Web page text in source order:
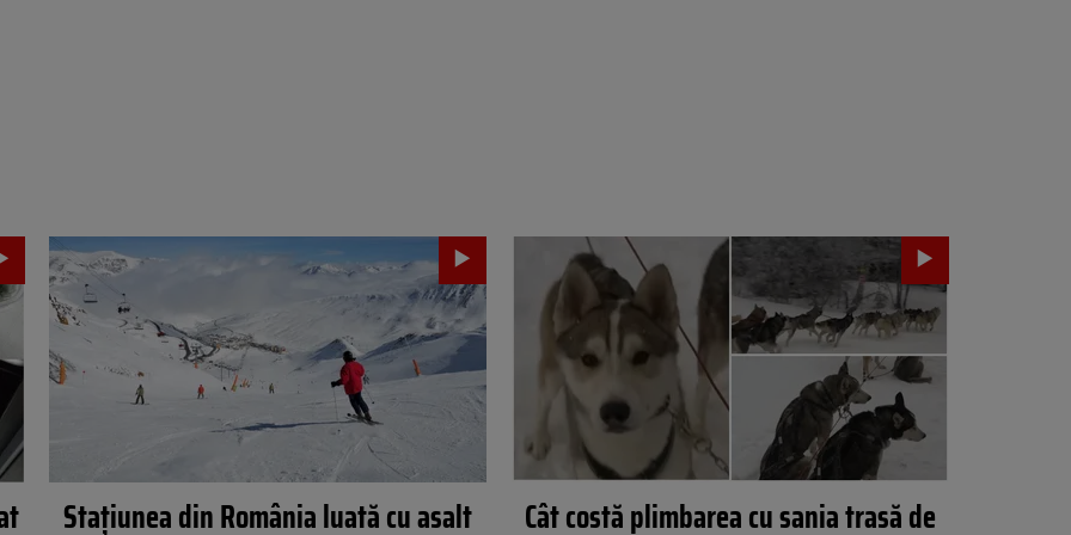
Stațiunea din România luată cu asalt Cât costă plimbarea cu sania trasă de